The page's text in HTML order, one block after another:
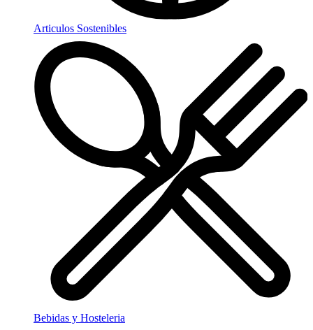
Articulos Sostenibles
Bebidas y Hosteleria